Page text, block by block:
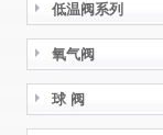
低温阀系列
氧气阀
球 阀